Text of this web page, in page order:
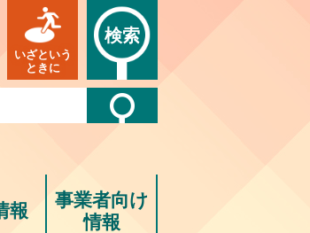
いざという
ときに
検索
報
事業者向け
情報